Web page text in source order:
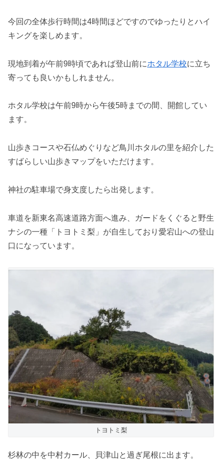
今回の全体歩行時間は4時間ほどですのでゆったりとハイ
キングを楽しめます。
現地到着が午前9時頃であれば登山前にホタル学校に立ち
寄っても良いかもしれません。
ホタル学校は午前9時から午後5時までの間、開館してい
ます。
山歩きコースや石仏めぐりなど鳥川ホタルの里を紹介した
すばらしい山歩きマップをいただけます。
神社の駐車場で身支度したら出発します。
車道を新東名高速道路方面へ進み、ガードをくぐると野生
ナシの一種「トヨトミ梨」が自生しており愛宕山への登山
口になっています。
トヨトミ梨
杉林の中を中村カール、貝津山と過ぎ尾根に出ます。